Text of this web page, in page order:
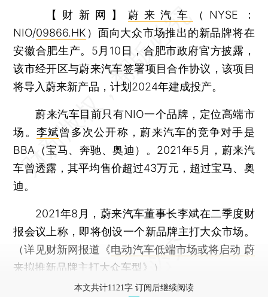
【财新网】 蔚来汽车
（NYSE：
NIO/09866.HK ）面向大众市场推出的新品牌将在
安徽合肥生产。5月10日，合肥市政府官方披露，
该市经开区与蔚来汽车签署项目合作协议，该项目
将导入蔚来新产品，计划2024年建成投产。
蔚来汽车目前只有NIO一个品牌，定位高端市
场。 李斌曾多次公开称，蔚来汽车的竞争对手是
BBA（宝马、奔驰、奥迪）。2021年5月，蔚来汽
车曾透露，其平均售价超过43万元，超过宝马、奥
迪。
2021年8月，蔚来汽车董事长李斌在二季度财
报会议上称，即将创设一个新品牌主打大众市场。
（详见财新网报道《电动汽车低端市场或将启动 蔚
来拟推新品牌主打大众车型》）
本文共计1121字 订阅后继续阅读